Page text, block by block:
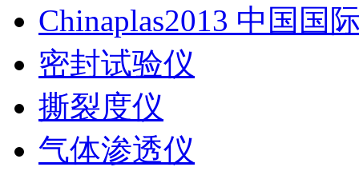
Chinaplas2013 中国国
密封试验仪
撕裂度仪
气体渗透仪